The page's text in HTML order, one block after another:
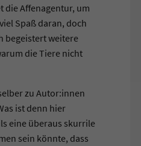
die Affenagentur, um
Spaß daran, doch
begeistert weitere
die Tiere nicht
zu Autor:innen
ist denn hier
eine überaus skurrile
sein könnte, dass